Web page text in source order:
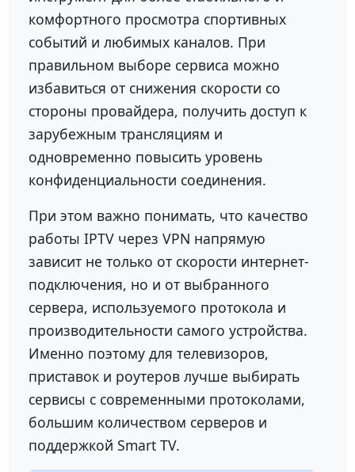
комфортного просмотра спортивных
событий и любимых каналов. При
правильном выборе сервиса можно
избавиться от снижения скорости со
стороны провайдера, получить доступ к
зарубежным трансляциям и
одновременно повысить уровень
конфиденциальности соединения.
При этом важно понимать, что качество
работы IPTV через VPN напрямую
зависит не только от скорости интернет-
подключения, но и от выбранного
сервера, используемого протокола и
производительности самого устройства.
Именно поэтому для телевизоров,
приставок и роутеров лучше выбирать
сервисы с современными протоколами,
большим количеством серверов и
поддержкой Smart TV.